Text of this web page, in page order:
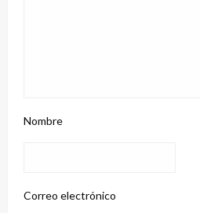
Nombre
Correo electrónico